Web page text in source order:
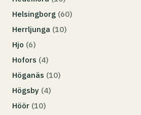
Helsingborg (60)
Herrljunga (10)
Hjo (6)
Hofors (4)
Höganäs (10)
Högsby (4)
Höör (10)